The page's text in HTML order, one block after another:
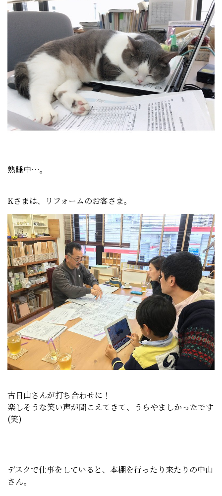
熟睡中…。
Kさまは、リフォームのお客さま。
古日山さんが打ち合わせに！
楽しそうな笑い声が聞こえてきて、うらやましかったです
(笑)
デスクで仕事をしていると、本棚を行ったり来たりの中山
さん。